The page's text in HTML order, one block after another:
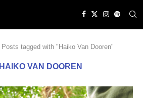
Posts tagged with "Haiko Van Dooren"
HAIKO VAN DOOREN